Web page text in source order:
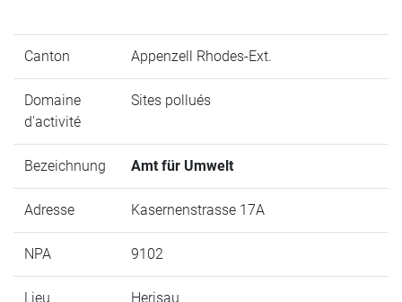
Canton Appenzell Rhodes-Ext.
Domaine
d'activité
Sites pollués
Bezeichnung Amt für Umwelt
Adresse Kasernenstrasse 17A
NPA 9102
Lieu Herisau